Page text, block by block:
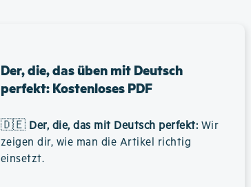
Der, die, das üben mit Deutsch
perfekt: Kostenloses PDF
🇩🇪 Der, die, das mit Deutsch perfekt: Wir
zeigen dir, wie man die Artikel richtig
einsetzt.